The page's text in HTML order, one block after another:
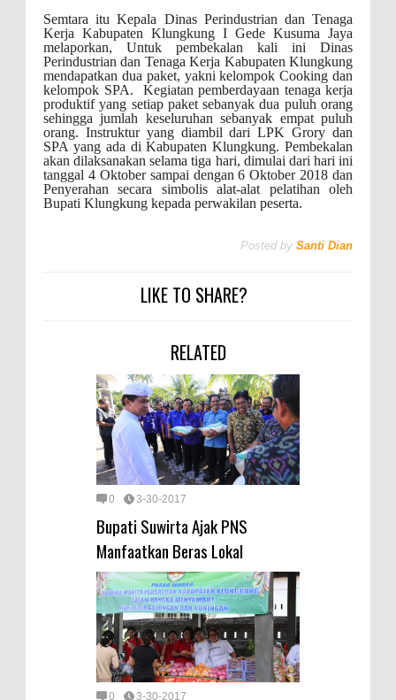
Semtara itu Kepala Dinas Perindustrian dan Tenaga
Kerja Kabupaten Klungkung I Gede Kusuma Jaya
melaporkan, Untuk pembekalan kali ini Dinas
Perindustrian dan Tenaga Kerja Kabupaten Klungkung
mendapatkan dua paket, yakni kelompok Cooking dan
kelompok SPA. Kegiatan pemberdayaan tenaga kerja
produktif yang setiap paket sebanyak dua puluh orang
sehingga jumlah keseluruhan sebanyak empat puluh
orang. Instruktur yang diambil dari LPK Grory dan
SPA yang ada di Kabupaten Klungkung. Pembekalan
akan dilaksanakan selama tiga hari, dimulai dari hari ini
tanggal 4 Oktober sampai dengan 6 Oktober 2018 dan
Penyerahan secara simbolis alat-alat pelatihan oleh
Bupati Klungkung kepada perwakilan peserta.
Posted by Santi Dian
LIKE TO SHARE?
RELATED
0 3-30-2017
Bupati Suwirta Ajak PNS
Manfaatkan Beras Lokal
0 3-30-2017